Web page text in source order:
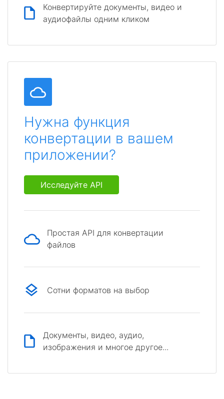
Конвертируйте документы, видео и
аудиофайлы одним кликом
Нужна функция
конвертации в вашем
приложении?
Исследуйте API
Простая API для конвертации
файлов
Сотни форматов на выбор
Документы, видео, аудио,
изображения и многое другое...